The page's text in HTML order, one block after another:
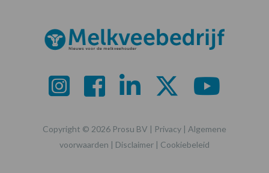
Copyright © 2026 Prosu BV | Privacy | Algemene
voorwaarden | Disclaimer | Cookiebeleid